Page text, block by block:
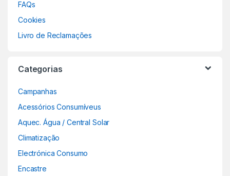
FAQs
Cookies
Livro de Reclamações
Categorias
Campanhas
Acessórios Consumíveus
Aquec. Água / Central Solar
Climatização
Electrónica Consumo
Encastre